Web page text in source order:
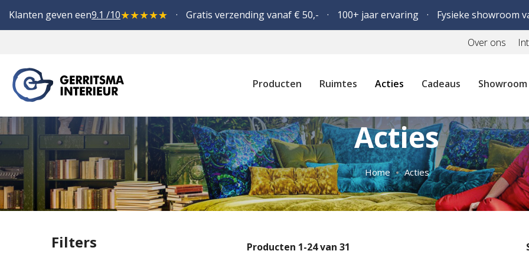
Klanten geven een9.1 /10★★★★★ Gratis verzending vanaf € 50,- 100+ jaar ervaring Fysieke showroom
Over ons
Producten Ruimtes Acties Cadeaus Showroom
Acties
Home Acties
Producten 1-24van 31
Filters